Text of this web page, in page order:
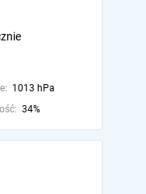
1013 hPa
34%